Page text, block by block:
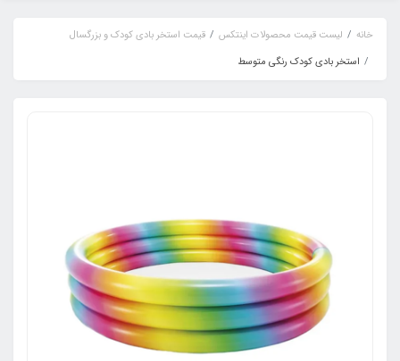
خانه لیست قیمت محصولات اینتکس
قیمت استخر بادی کودک و بزرگسال
استخر بادی کودک رنگی متوسط